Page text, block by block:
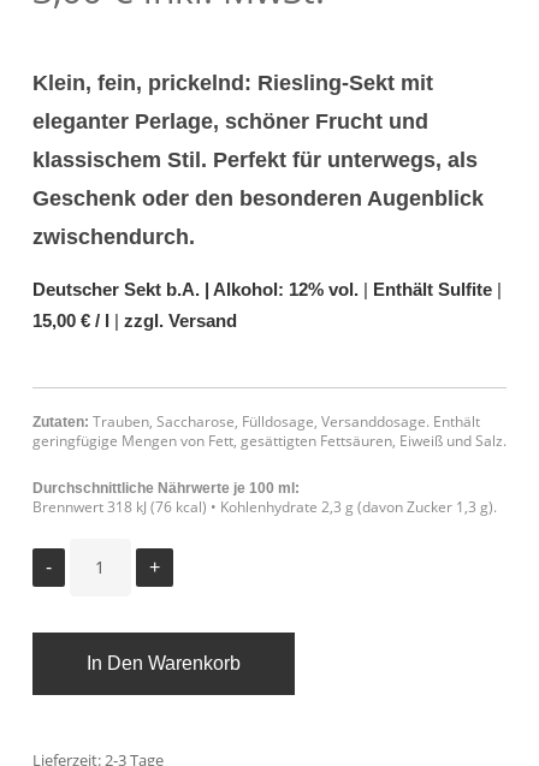
Klein, fein, prickelnd: Riesling-Sekt mit
eleganter Perlage, schöner Frucht und
klassischem Stil. Perfekt für unterwegs, als
Geschenk oder den besonderen Augenblick
zwischendurch.
Deutscher Sekt b.A. | Alkohol: 12% vol.| Enthält Sulfite|
15,00 € / l
zzgl. Versand
Zutaten: Trauben, Saccharose, Fülldosage, Versanddosage. Enthält
geringfügige Mengen von Fett, gesättigten Fettsäuren, Eiweiß und Salz.
Durchschnittliche Nährwerte je 100 ml:
Brennwert 318 kJ (76 kcal) • Kohlenhydrate 2,3 g (davon Zucker 1,3 g).
In Den Warenkorb
Lieferzeit:2-3 Tage